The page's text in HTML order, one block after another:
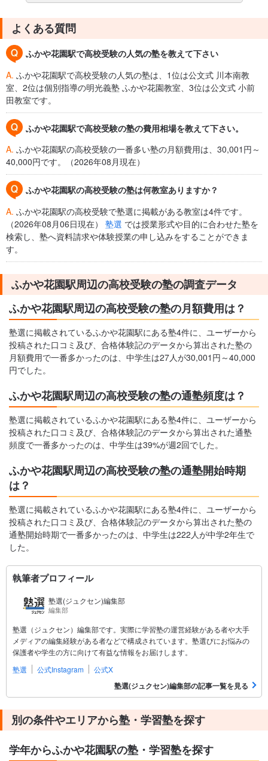
よくある質問
ふかや花園駅で高校受験の人気の塾を教えて下さい
A. ふかや花園駅で高校受験の人気の塾は、1位は公文式 川本南教
室、2位は個別指導の明光義塾 ふかや花園教室、3位は公文式 小前
田教室です。
ふかや花園駅で高校受験の塾の費用相場を教えて下さい。
A. ふかや花園駅の高校受験の一番多い塾の月額費用は、30,001円～
40,000円です。（2026年08月現在）
ふかや花園駅の高校受験の塾は何教室ありますか？
A. ふかや花園駅の高校受験で塾選に掲載がある教室は4件です。
（2026年08月06日現在） 塾選 では授業形式や目的に合わせた塾を
検索し、塾へ資料請求や体験授業の申し込みをすることができま
す。
ふかや花園駅周辺の高校受験の塾の調査データ
ふかや花園駅周辺の高校受験の塾の月額費用は？
塾選に掲載されているふかや花園駅にある塾4件に、ユーザーから
投稿された口コミ及び、合格体験記のデータから算出された塾の
月額費用で一番多かったのは、中学生は27人が30,001円～40,000
円でした。
ふかや花園駅周辺の高校受験の塾の通塾頻度は？
塾選に掲載されているふかや花園駅にある塾4件に、ユーザーから
投稿された口コミ及び、合格体験記のデータから算出された通塾
頻度で一番多かったのは、中学生は39%が週2回でした。
ふかや花園駅周辺の高校受験の塾の通塾開始時期
は？
塾選に掲載されているふかや花園駅にある塾4件に、ユーザーから
投稿された口コミ及び、合格体験記のデータから算出された塾の
通塾開始時期で一番多かったのは、中学生は222人が中学2年生で
した。
執筆者プロフィール
塾選(ジュクセン)編集部
編集部
塾選（ジュクセン）編集部です。実際に学習塾の運営経験がある者や大手
メディアの編集経験がある者などで構成されています。塾選びにお悩みの
保護者や学生の方に向けて有益な情報をお届けします。
塾選
公式Instagram 公式X
塾選(ジュクセン)編集部の記事一覧を見る
別の条件やエリアから塾・学習塾を探す
学年からふかや花園駅の塾・学習塾を探す